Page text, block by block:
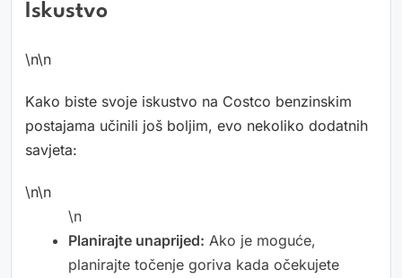
Iskustvo
\n\n
Kako biste svoje iskustvo na Costco benzinskim
postajama učinili još boljim, evo nekoliko dodatnih
savjeta:
\n\n
\n
Planirajte unaprijed: Ako je moguće,
planirajte točenje goriva kada očekujete